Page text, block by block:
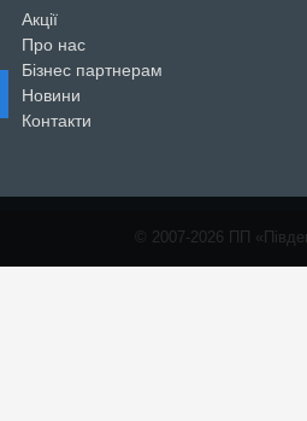
Акції
Про нас
Бізнес партнерам
Новини
Контакти
© 2007-2026 ПП
Ми